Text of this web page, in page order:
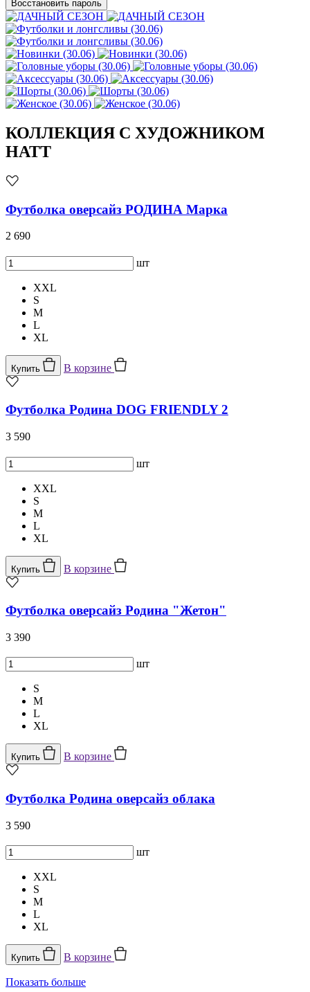
Восстановить пароль
КОЛЛЕКЦИЯ С ХУДОЖНИКОМ
HATT
Футболка оверсайз РОДИНА Марка
2 690
шт
XXL
S
M
L
XL
Купить В корзине
Футболка Родина DOG FRIENDLY 2
3 590
шт
XXL
S
M
L
XL
Купить В корзине
Футболка оверсайз Родина "Жетон"
3 390
шт
S
M
L
XL
Купить В корзине
Футболка Родина оверсайз облака
3 590
шт
XXL
S
M
L
XL
Купить В корзине
Показать больше